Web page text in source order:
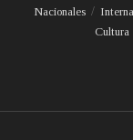
Nacionales
Cultura